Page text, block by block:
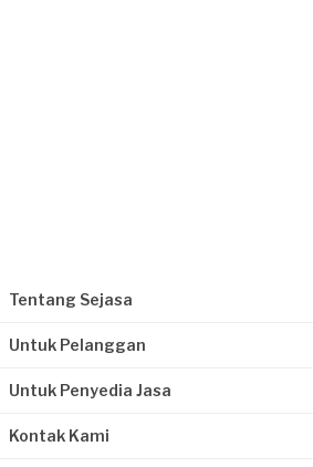
Tentang Sejasa
Untuk Pelanggan
Untuk Penyedia Jasa
Kontak Kami